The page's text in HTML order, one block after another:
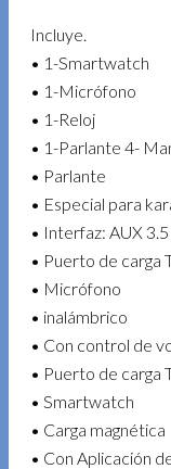
Incluye.
• 1-Smartwatch
• 1-Micrófono
• 1-Reloj
• 1-Parlante 4-
• Parlante
• Especial para
• Interfaz: AUX
• Puerto de carga
• Micrófono
• inalámbrico
• Con control de
• Puerto de carga
• Smartwatch
• Carga magnética
• Con Aplicación